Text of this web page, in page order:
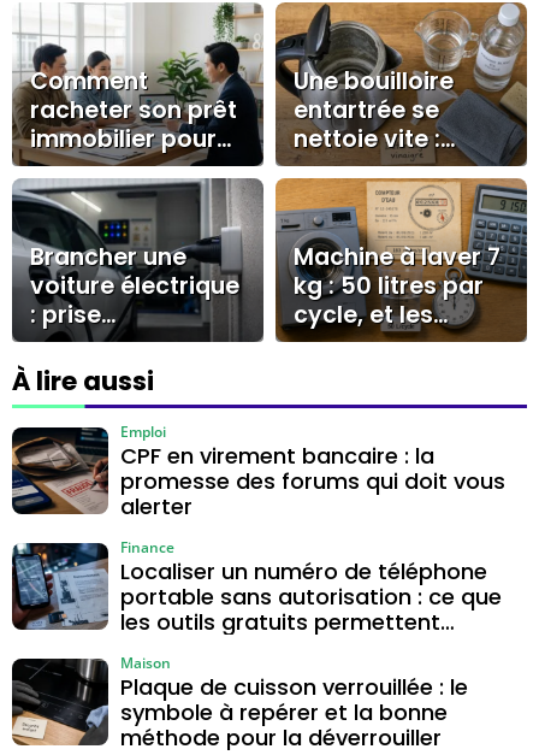
Comment
racheter son prêt
immobilier pour
réaliser des
économies
durables ?
Une bouilloire
entartrée se
nettoie vite :
vinaigre dosé,
bicarbonate et
gestes à éviter
Brancher une
voiture électrique
: prise
domestique, prise
renforcée,
Wallbox et borne
publique
Machine à laver 7
kg : 50 litres par
cycle, et les
réglages qui
vraiment la
À lire aussi
CPF en virement bancaire : la
promesse des forums qui doit vous
alerter
Emploi
Localiser un numéro de téléphone
portable sans autorisation : ce que
les outils gratuits permettent
Finance
Plaque de cuisson verrouillée : le
symbole à repérer et la bonne
méthode pour la déverrouiller
Maison